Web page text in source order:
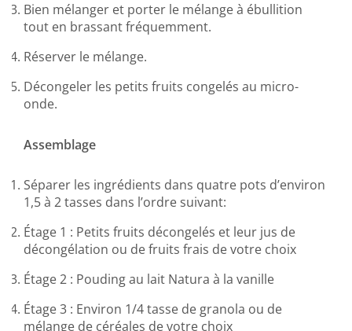
Bien mélanger et porter le mélange à ébullition
tout en brassant fréquemment.
Réserver le mélange.
Décongeler les petits fruits congelés au micro-
onde.
Assemblage
Séparer les ingrédients dans quatre pots d’environ
1,5 à 2 tasses dans l’ordre suivant:
Étage 1 : Petits fruits décongelés et leur jus de
décongélation ou de fruits frais de votre choix
Étage 2 : Pouding au lait Natura à la vanille
Étage 3 : Environ 1/4 tasse de granola ou de
mélange de céréales de votre choix